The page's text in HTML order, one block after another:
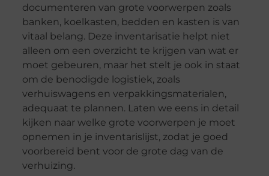
documenteren van grote voorwerpen zoals
banken, koelkasten, bedden en kasten is van
vitaal belang. Deze inventarisatie helpt niet
alleen om een overzicht te krijgen van wat er
moet gebeuren, maar het stelt je ook in staat
om de benodigde logistiek, zoals
verhuiswagens en verpakkingsmaterialen,
adequaat te plannen. Laten we eens in detail
kijken naar welke grote voorwerpen je moet
opnemen in je inventarislijst, zodat je goed
voorbereid bent voor de grote dag van de
verhuizing.